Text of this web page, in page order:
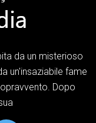
da un misterioso
un'insaziabile fame
Dopo